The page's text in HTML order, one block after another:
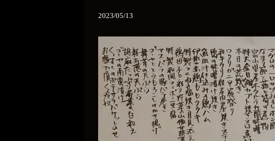
2023/05/13